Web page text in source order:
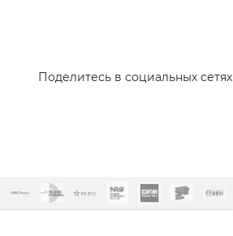
Поделитесь в социальных сетях